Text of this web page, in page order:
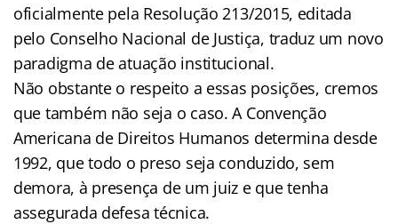
oficialmente pela Resolução 213/2015, editada
pelo Conselho Nacional de Justiça, traduz um novo
paradigma de atuação institucional.
Não obstante o respeito a essas posições, cremos
que também não seja o caso. A Convenção
Americana de Direitos Humanos determina desde
1992, que todo o preso seja conduzido, sem
demora, à presença de um juiz e que tenha
assegurada defesa técnica.